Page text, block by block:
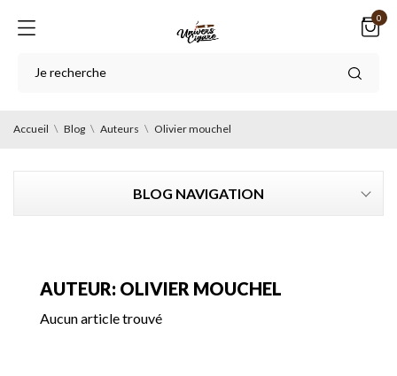
0
Accueil Blog Auteurs Olivier mouchel
BLOG NAVIGATION
AUTEUR: OLIVIER MOUCHEL
Aucun article trouvé